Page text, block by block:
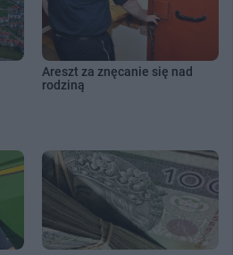
Areszt za znęcanie się nad
rodziną